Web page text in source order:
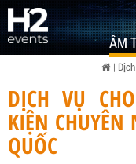
ÂM
|
DỊCH VỤ
KIỆN CHUYÊN
QUỐC